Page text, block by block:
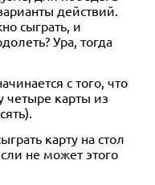
действий.
сыграть, и
Ура, тогда
с того, что
четыре карты из
карту на стол
не может этого